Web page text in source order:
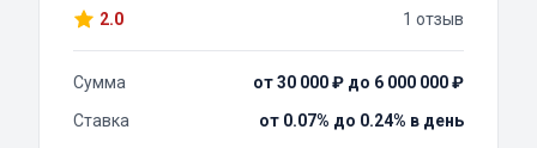
2.0 1 отзыв
Сумма
от 30 000 ₽ до 6 000 000 ₽
Ставка
от 0.07% до 0.24% в день